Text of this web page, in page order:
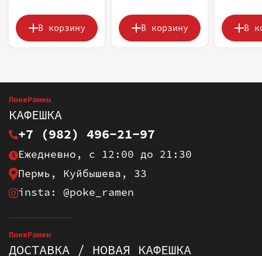
В корзину В корзину В
ПокеРамен
КАФЕШКА
+7 (982) 496-21-97
Ежедневно, с 12:00 до 21:30
Пермь, Куйбышева, 33
insta: @poke_ramen
ПокеРамен
ДОСТАВКА / НОВАЯ КАФЕШКА